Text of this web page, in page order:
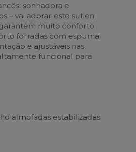
sonhadora e
– vai adorar este sutien
muito conforto
forradas com espuma
e ajustáveis nas
funcional para
almofadas estabilizadas